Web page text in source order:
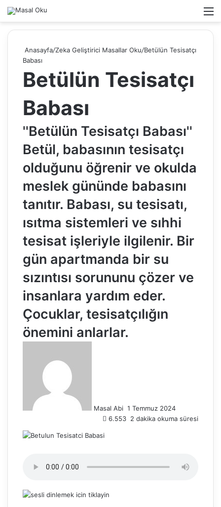
Arama
yap
Anasayfa/Zeka Geliştirici Masallar Oku/Betülün Tesisatçı
Babası
Betülün Tesisatçı
Babası
''Betülün Tesisatçı Babası''
Betül, babasının tesisatçı
olduğunu öğrenir ve okulda
meslek gününde babasını
tanıtır. Babası, su tesisatı,
ısıtma sistemleri ve sıhhi
tesisat işleriyle ilgilenir. Bir
gün apartmanda bir su
sızıntısı sorununu çözer ve
insanlara yardım eder.
Çocuklar, tesisatçılığın
önemini anlarlar.
Masal Abi 1 Temmuz 2024
6.553 2 dakika okuma süresi